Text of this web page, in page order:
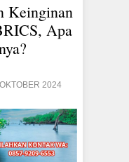
Keinginan
Apa
2024